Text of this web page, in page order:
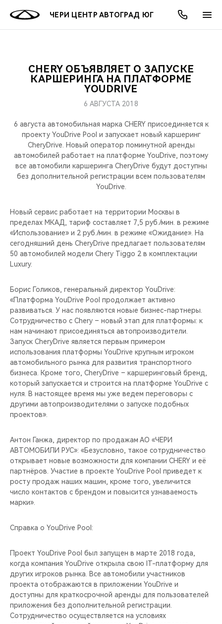
ЧЕРИ ЦЕНТР АВТОГРАД ЮГ
МОДЕЛИ
КРОССОВЕРЫ
СЕДАНЫ
ПОКУПАТЕЛЯМ
КРЕДИТ И СТРАХОВАНИЕ
ВЛАДЕЛЬЦАМ
ЗАПЧАСТИ И АКСЕССУАРЫ
ПОДДЕРЖКА
CHERY CONNECT
МИР CHERY
О БРЕНДЕ
CHERY В СОЦСЕТЯХ
ЛЮДИ CHERY
CHERY REMOTE
CHERY И СПОРТ
ВИДЕООБЗОРЫ
CHERY ДЛЯ ДЕТЕЙ
АКЦИИ
ОНЛАЙН СЕРВИСЫ
КРЕДИТ
О КОМПАНИИ
МЫ В СОЦСЕТЯХ
CHERY ОБЪЯВЛЯЕТ О ЗАПУСКЕ
КАРШЕРИНГА НА ПЛАТФОРМЕ
YOUDRIVE
6 АВГУСТА 2018
6 августа автомобильная марка CHERY присоединяется к
проекту YouDrive Pool и запускает новый каршеринг
CheryDrive. Новый оператор поминутной аренды
автомобилей работает на платформе YouDrive, поэтому
все автомобили каршеринга CheryDrive будут доступны
без дополнительной регистрации всем пользователям
YouDrive.
Новый сервис работает на территории Москвы в
пределах МКАД, тариф составляет 7,5 руб./мин. в режиме
«Использование» и 2 руб./мин. в режиме «Ожидание». На
сегодняшний день CheryDrive предлагает пользователям
50 автомобилей модели Chery Tiggo 2 в комплектации
Luxury.
Борис Голиков, генеральный директор YouDrive:
«Платформа YouDrive Pool продолжает активно
развиваться. У нас появляются новые бизнес-партнеры.
Сотрудничество с Chery – новый этап для платформы: к
нам начинают присоединяться автопроизводители.
Запуск CheryDrive является первым примером
использования платформы YouDrive крупным игроком
автомобильного рынка для развития транспортного
бизнеса. Кроме того, CheryDrive – каршеринговый бренд,
который запускается и строится на платформе YouDrive с
нуля. В настоящее время мы уже ведем переговоры с
другими автопроизводителями о запуске подобных
проектов».
Антон Ганжа, директор по продажам АО «ЧЕРИ
АВТОМОБИЛИ РУС»: «Безусловно, такое сотрудничество
открывает новые возможности для компании CHERY и её
партнёров. Участие в проекте YouDrive Pool приведет к
росту продаж наших машин, кроме того, увеличится
число контактов с брендом и повысится узнаваемость
марки».
Справка о YouDrive Pool:
Проект YouDrive Pool был запущен в марте 2018 года,
когда компания YouDrive открыла свою IT-платформу для
других игроков рынка. Все автомобили участников
проекта отображаются в приложении YouDrive и
доступны для краткосрочной аренды для пользователей
приложения без дополнительной регистрации.
Сотрудничество осуществляется на условиях